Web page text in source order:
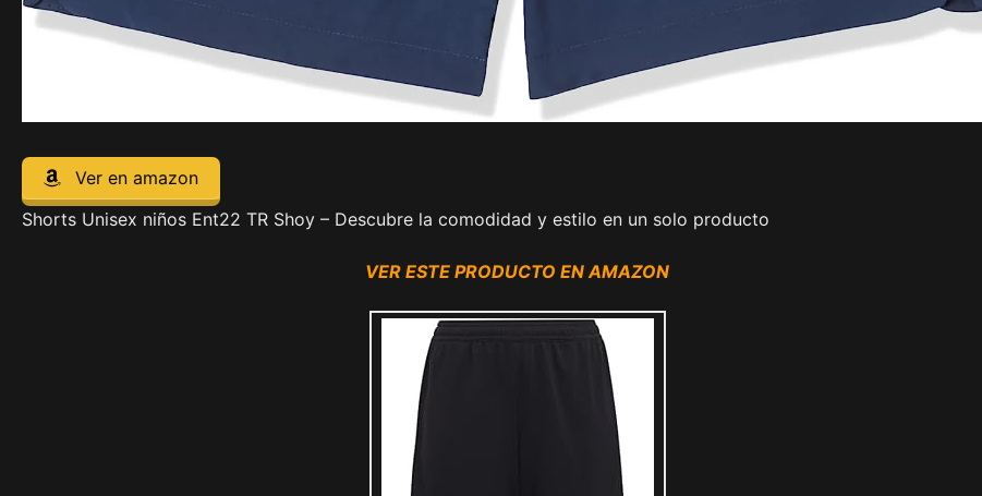
Ver en amazon
Shorts Unisex niños Ent22 TR Shoy – Descubre la comodidad y estilo en un solo producto
VER ESTE PRODUCTO EN AMAZON